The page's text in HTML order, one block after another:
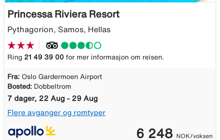
Princessa Riviera Resort
Pythagorion, Samos, Hellas
Ring 21 49 39 00 for mer informasjon om reisen.
Fra: Oslo Gardermoen Airport
Bosted: Dobbeltrom
7 dager, 22 Aug - 29 Aug
Flere avganger og romtyper
6 248 NOK/voksen